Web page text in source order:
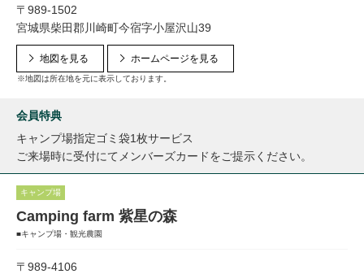
〒989-1502
宮城県柴田郡川崎町今宿字小屋沢山39
地図を見る
※地図は所在地を元に表示しております。
ホームページを見る
会員特典
キャンプ場指定ゴミ袋1枚サービス
ご来場時に受付にてメンバーズカードをご提示ください。
キャンプ場
Camping farm 紫星の森
■キャンプ場・観光農園
〒989-4106